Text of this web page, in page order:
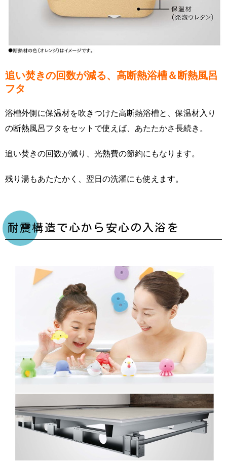
追い焚きの回数が減る、高断熱浴槽＆断熱風呂
フタ
浴槽外側に保温材を吹きつけた高断熱浴槽と、保温材入り
の断熱風呂フタをセットで使えば、あたたかさ長続き。
追い焚きの回数が減り、光熱費の節約にもなります。
残り湯もあたたかく、翌日の洗濯にも使えます。
耐震構造で心から安心の入浴を